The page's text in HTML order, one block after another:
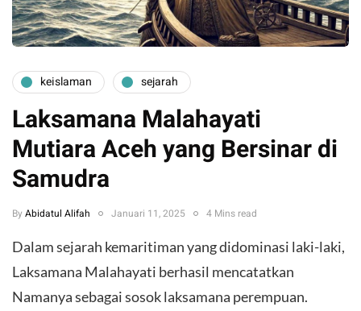
keislaman sejarah
Laksamana Malahayati
Mutiara Aceh yang Bersinar di
Samudra
By Abidatul Alifah Januari 11, 2025 4 Mins read
Dalam sejarah kemaritiman yang didominasi laki-laki,
Laksamana Malahayati berhasil mencatatkan
Namanya sebagai sosok laksamana perempuan.